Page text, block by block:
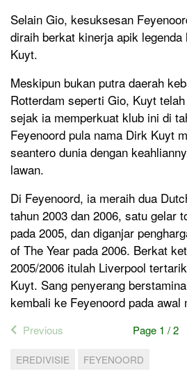
Selain Gio, kesuksesan
diraih berkat kinerja apik
Kuyt.
Meskipun bukan putra daerah
Rotterdam seperti Gio, Kuyt
sejak ia memperkuat klub ini di
Feyenoord pula nama Dirk Kuyt
seantero dunia dengan
lawan.
Di Feyenoord, ia meraih dua
tahun 2003 dan 2006, satu gelar
pada 2005, dan diganjar
of The Year pada 2006. Berkat
2005/2006 itulah Liverpool
Kuyt. Sang penyerang
kembali ke Feyenoord pada awal
Previous Page 1 / 2
EREDIVISIE FEYENOORD